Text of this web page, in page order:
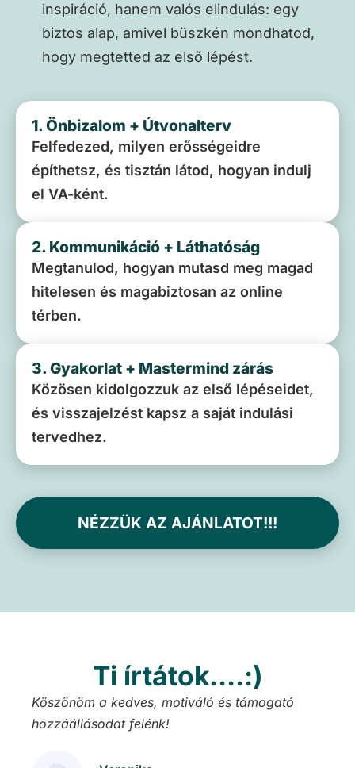
inspiráció, hanem valós elindulás: egy
biztos alap, amivel büszkén mondhatod,
hogy megtetted az első lépést.
1. Önbizalom + Útvonalterv
Felfedezed, milyen erősségeidre
építhetsz, és tisztán látod, hogyan indulj
el VA-ként.
2. Kommunikáció + Láthatóság
Megtanulod, hogyan mutasd meg magad
hitelesen és magabiztosan az online
térben.
3. Gyakorlat + Mastermind zárás
Közösen kidolgozzuk az első lépéseidet,
és visszajelzést kapsz a saját indulási
tervedhez.
NÉZZÜK AZ AJÁNLATOT!!!
Ti írtátok....:)
Köszönöm a kedves, motiváló és támogató
hozzáállásodat felénk!